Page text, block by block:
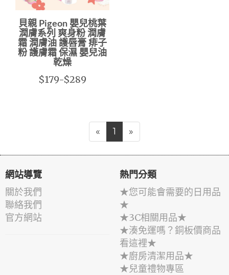
貝親 Pigeon 嬰兒桃葉
潤膚系列 爽身粉 潤膚
霜 潤膚油 護唇膏 痱子
粉 護膚霜 保濕 嬰兒油
乾燥
$179-$289
« 1 »
網站導覽
關於我們
聯絡我們
官方網站
熱門分類
★您可能會需要的日用品
★
★3C相關用品★
★湊免運嗎？銅板價商品
看這裡★
★廚房清潔用品★
★兒童禮物專區